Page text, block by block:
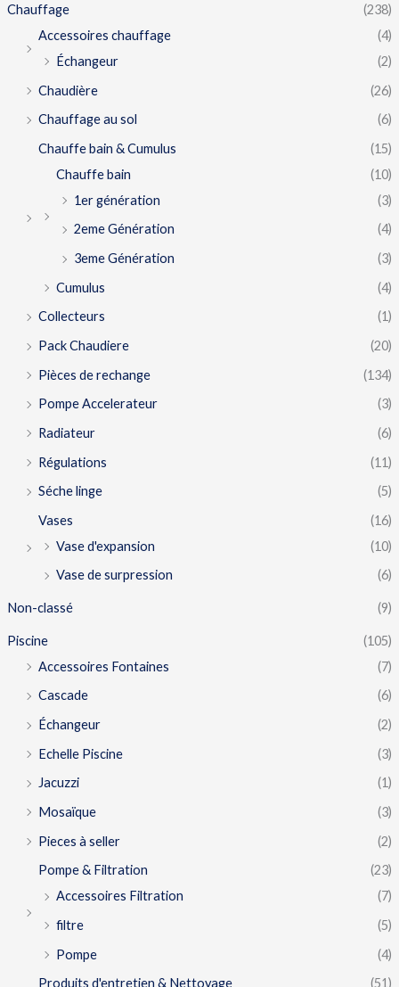
Chauffage
(238)
Accessoires chauffage
(4)
Échangeur
(2)
Chaudière
(26)
Chauffage au sol
(6)
Chauffe bain & Cumulus
(15)
Chauffe bain
(10)
1er génération
(3)
2eme Génération
(4)
3eme Génération
(3)
Cumulus
(4)
Collecteurs
(1)
Pack Chaudiere
(20)
Pièces de rechange
(134)
Pompe Accelerateur
(3)
Radiateur
(6)
Régulations
(11)
Séche linge
(5)
Vases
(16)
Vase d'expansion
(10)
Vase de surpression
(6)
Non-classé (9)
Piscine
(105)
Accessoires Fontaines
(7)
Cascade
(6)
Échangeur
(2)
Echelle Piscine
(3)
Jacuzzi
(1)
Mosaïque
(3)
Pieces à seller
(2)
Pompe & Filtration
(23)
Accessoires Filtration
(7)
filtre
(5)
Pompe
(4)
Produits d'entretien & Nettoyage
(51)